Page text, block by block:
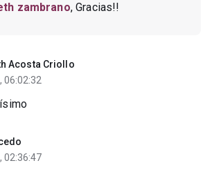
zambrano, Gracias!!
Acosta Criollo
06:02:32
02:36:47